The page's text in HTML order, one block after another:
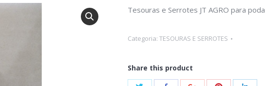
Tesouras e Serrotes JT AGRO para poda
Categoria: TESOURAS E SERROTES
Share this product